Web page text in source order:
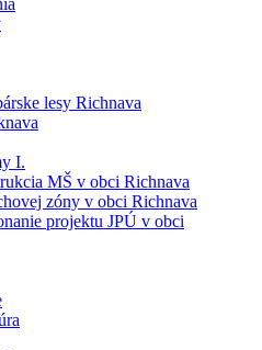
lesy Richnava
I.
MŠ v obci Richnava
zóny v obci Richnava
projektu JPÚ v obci